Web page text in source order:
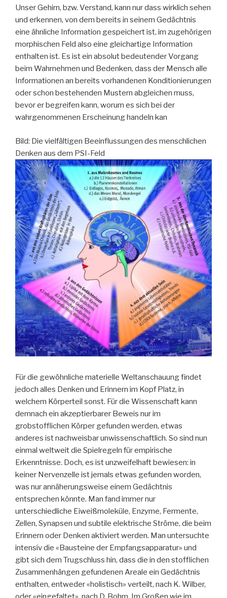
Unser Gehirn, bzw. Verstand, kann nur dass wirklich sehen
und erkennen, von dem bereits in seinem Gedächtnis
eine ähnliche Information gespeichert ist, im zugehörigen
morphischen Feld also eine gleichartige Information
enthalten ist. Es ist ein absolut bedeutender Vorgang
beim Wahrnehmen und Bedenken, dass der Mensch alle
Informationen an bereits vorhandenen Konditionierungen
oder schon bestehenden Mustern abgleichen muss,
bevor er begreifen kann, worum es sich bei der
wahrgenommenen Erscheinung handeln kan
Bild: Die vielfältigen Beeinflussungen des menschlichen
Denken aus dem PSI-Feld
Für die gewöhnliche materielle Weltanschauung findet
jedoch alles Denken und Erinnern im Kopf Platz, in
welchem Körperteil sonst. Für die Wissenschaft kann
demnach ein akzeptierbarer Beweis nur im
grobstofflichen Körper gefunden werden, etwas
anderes ist nachweisbar unwissenschaftlich. So sind nun
einmal weltweit die Spielregeln für empirische
Erkenntnisse. Doch, es ist unzweifelhaft bewiesen: in
keiner Nervenzelle ist jemals etwas gefunden worden,
was nur annäherungsweise einem Gedächtnis
entsprechen könnte. Man fand immer nur
unterschiedliche Eiweißmoleküle, Enzyme, Fermente,
Zellen, Synapsen und subtile elektrische Ströme, die beim
Erinnern oder Denken aktiviert werden. Man untersuchte
intensiv die «Bausteine der Empfangsapparatur» und
gibt sich dem Trugschluss hin, dass die in den stofflichen
Zusammenhängen gefundenen Areale ein Gedächtnis
enthalten, entweder «holistisch» verteilt, nach K. Wilber,